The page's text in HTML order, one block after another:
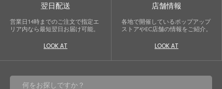
翌日配送
営業日14時までのご注文で指定エ
リア内なら最短翌日お届け可能。
LOOK AT
店舗情報
各地で開催しているポップアップ
ストアやEC店舗の情報をご紹介。
LOOK AT